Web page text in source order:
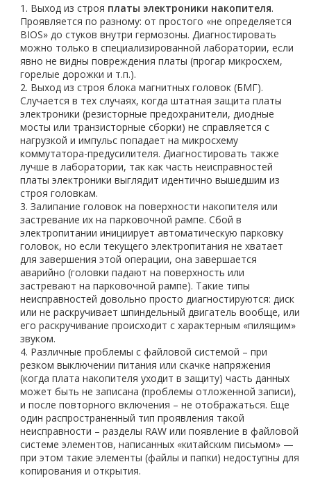
Выход из строя платы электроники накопителя.
Проявляется по разному: от простого «не определяется
BIOS» до стуков внутри гермозоны. Диагностировать
можно только в специализированной лаборатории, если
явно не видны повреждения платы (прогар микросхем,
горелые дорожки и т.п.).
Выход из строя блока магнитных головок (БМГ).
Случается в тех случаях, когда штатная защита платы
электроники (резисторные предохранители, диодные
мосты или транзисторные сборки) не справляется с
нагрузкой и импульс попадает на микросхему
коммутатора-предусилителя. Диагностировать также
лучше в лаборатории, так как часть неисправностей
платы электроники выглядит идентично вышедшим из
строя головкам.
Залипание головок на поверхности накопителя или
застревание их на парковочной рампе. Сбой в
электропитании инициирует автоматическую парковку
головок, но если текущего электропитания не хватает
для завершения этой операции, она завершается
аварийно (головки падают на поверхность или
застревают на парковочной рампе). Такие типы
неисправностей довольно просто диагностируются: диск
или не раскручивает шпиндельный двигатель вообще, или
его раскручивание происходит с характерным «пилящим»
звуком.
Различные проблемы с файловой системой – при
резком выключении питания или скачке напряжения
(когда плата накопителя уходит в защиту) часть данных
может быть не записана (проблемы отложенной записи),
и после повторного включения – не отображаться. Еще
один распространенный тип проявления такой
неисправности – разделы RAW или появление в файловой
системе элементов, написанных «китайским письмом» —
при этом такие элементы (файлы и папки) недоступны для
копирования и открытия.